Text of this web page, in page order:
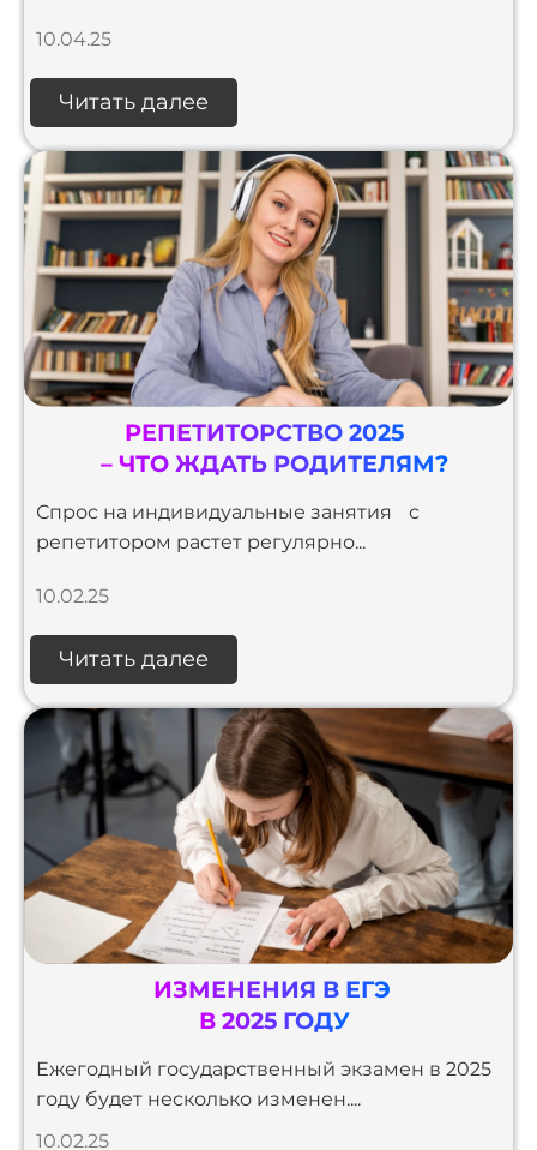
10.04.25
Читать далее
РЕПЕТИТОРСТВО 2025
– ЧТО ЖДАТЬ РОДИТЕЛЯМ?
Спрос на индивидуальные занятия с
репетитором растет регулярно...
10.02.25
Читать далее
ИЗМЕНЕНИЯ В ЕГЭ
В 2025 ГОДУ
Ежегодный государственный экзамен в 2025
году будет несколько изменен....
10.02.25